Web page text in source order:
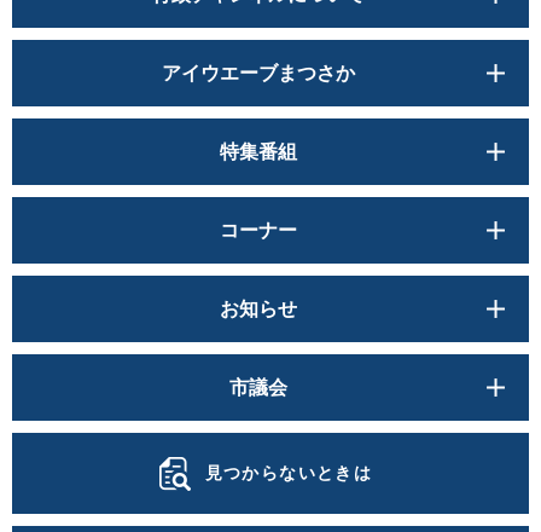
アイウエーブまつさか
特集番組
コーナー
お知らせ
市議会
見つからないときは